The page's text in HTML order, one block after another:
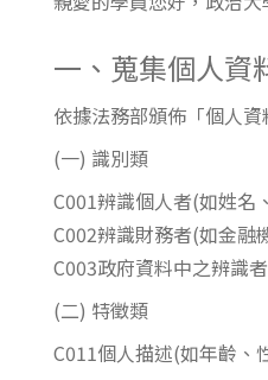
商管/永續
科技/生活
健康運動
日韓語
東南亞語
語言檢定
一、蒐集個人資
依據法務部頒佈「個人
(一) 識別類
C001辨識個人者(如姓名
C002辨識財務者(如金融
C003政府資料中之辨識
(二) 特徵類
C011個人描述(如年齡、